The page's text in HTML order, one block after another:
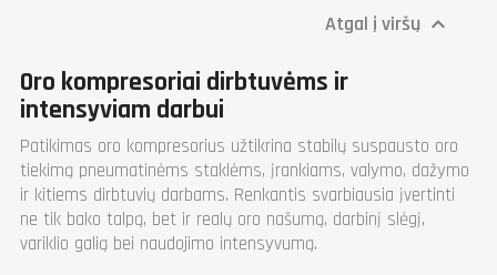
Plotis (mm)
1850
Ilgis (mm)
630
Svoris (kg)
280
Atgal į viršų 
Oro kompresoriai dirbtuvėms ir
intensyviam darbui
Patikimas oro kompresorius užtikrina stabilų suspausto oro
tiekimą pneumatinėms staklėms, įrankiams, valymo, dažymo
ir kitiems dirbtuvių darbams. Renkantis svarbiausia įvertinti
ne tik bako talpą, bet ir realų oro našumą, darbinį slėgį,
variklio galią bei naudojimo intensyvumą.